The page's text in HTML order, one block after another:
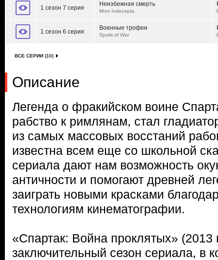
1 сезон 7 серия
Неизбежная смерть
Mors Indecepta
1 сезон 6 серия
Военные трофеи
Spoils of War
ВСЕ СЕРИИ (10)
Описание
Легенда о фракийском воине
рабство к римлянам, стал
из самых массовых восстаний
известна всем еще со школьной
сериала дают нам возможность
античности и помогают древней
заиграть новыми красками
технологиям кинематографии.
«Спартак: Война проклятых» (2013
заключительный сезон сериала, в